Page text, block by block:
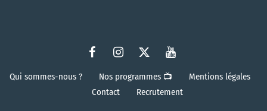
Qui sommes-nous ? Nos programmes 📺
Mentions légales
Contact
Recrutement